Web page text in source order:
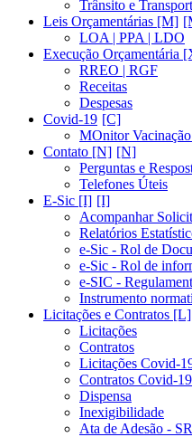
Trânsito e
Leis Orçamentárias [M]
LOA | PPA | LDO
Execução Orçamentária
RREO | RGF
Receitas
Despesas
Covid-19
MOnitor
Contato [N]
Perguntas e
Telefones Úteis
E-Sic [I]
Acompanhar
Relatórios
e-Sic - Rol de
e-Sic - Rol de
e-SIC -
Instrumento
Licitações e Contratos [L]
Licitações
Contratos
Licitações Covid-
Contratos Covid-19
Dispensa
Inexigibilidade
Ata de Adesão -